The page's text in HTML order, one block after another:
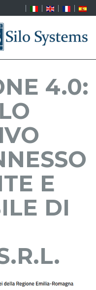
4.0:
E
DI